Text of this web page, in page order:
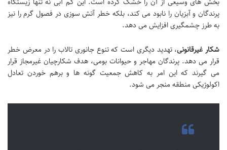
پرندگان و آبزیان را نابود می کند، بلکه خطر آتش سوزی در فصول گرم را نیز
به طرز چشمگیری افزایش می دهد.
شکار غیرقانونی، تهدید دیگری است که تنوع جانوری تالاب را در معرض خطر
قرار می دهد. پرندگان مهاجر و حیوانات بومی، هدف شکارچیان غیرمجاز قرار
می گیرند که این امر به کاهش جمعیت گونه ها و برهم خوردن تعادل
اکولوژیکی منطقه منجر می شود.